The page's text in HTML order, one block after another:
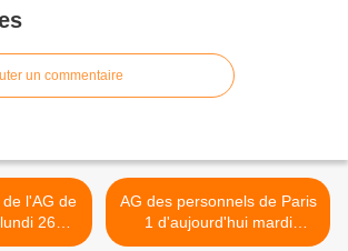
un commentaire
26
AG des personnels de Paris
1 d'aujourd'hui mardi
27/11/07 >